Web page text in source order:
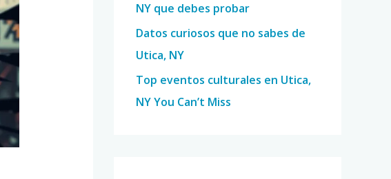
NY que debes probar
Datos curiosos que no sabes de
Utica, NY
Top eventos culturales en Utica,
NY You Can’t Miss